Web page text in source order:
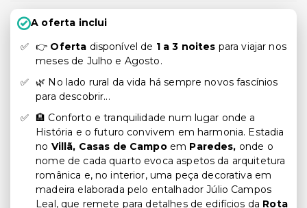
A oferta inclui
👉 Oferta disponível de 1 a 3 noites para viajar nos
meses de Julho e Agosto.
🌿 No lado rural da vida há sempre novos fascínios
para descobrir...
🏨 Conforto e tranquilidade num lugar onde a
História e o futuro convivem em harmonia. Estadia
no Villã, Casas de Campo em Paredes, onde o
nome de cada quarto evoca aspetos da arquitetura
românica e, no interior, uma peça decorativa em
madeira elaborada pelo entalhador Júlio Campos
Leal, que remete para detalhes de edifícios da Rota